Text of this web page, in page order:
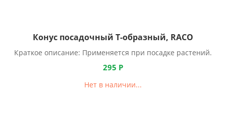
Конус посадочный Т-образный, RACO
Краткое описание: Применяется при посадке растений.
295 Р
Нет в наличии...